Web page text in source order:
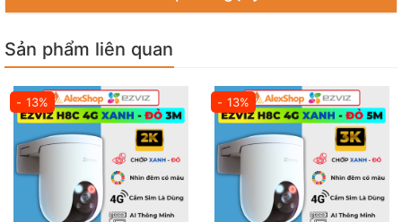
+Chế độ riêng tư
+Smart tracking
Sản phẩm liên quan
- 13% - 13%